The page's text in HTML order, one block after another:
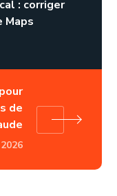
: corriger
Maps
de